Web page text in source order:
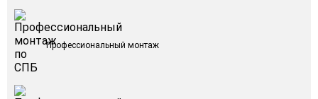
Профессиональный монтаж